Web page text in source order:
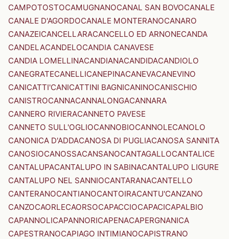
CAMPOTOSTOCAMUGNANOCANAL SAN BOVOCANALE
CANALE D'AGORDOCANALE MONTERANOCANARO
CANAZEICANCELLARACANCELLO ED ARNONECANDA
CANDELACANDELOCANDIA CANAVESE
CANDIA LOMELLINACANDIANACANDIDACANDIOLO
CANEGRATECANELLICANEPINACANEVACANEVINO
CANICATTI'CANICATTINI BAGNICANINOCANISCHIO
CANISTROCANNACANNALONGACANNARA
CANNERO RIVIERACANNETO PAVESE
CANNETO SULL'OGLIOCANNOBIOCANNOLECANOLO
CANONICA D'ADDACANOSA DI PUGLIACANOSA SANNITA
CANOSIOCANOSSACANSANOCANTAGALLOCANTALICE
CANTALUPACANTALUPO IN SABINACANTALUPO LIGURE
CANTALUPO NEL SANNIOCANTARANACANTELLO
CANTERANOCANTIANOCANTOIRACANTU'CANZANO
CANZOCAORLECAORSOCAPACCIOCAPACICAPALBIO
CAPANNOLICAPANNORICAPENACAPERGNANICA
CAPESTRANOCAPIAGO INTIMIANOCAPISTRANO